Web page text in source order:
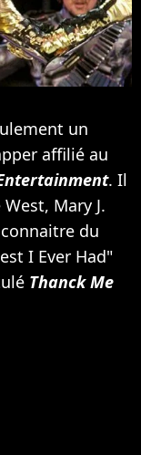
un
affilié au
. Il
West, Mary J.
du
I Ever Had"
Thanck Me